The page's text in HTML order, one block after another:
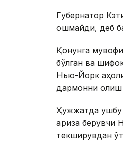
Губернатор
ошмайди, деб
Қонунга
бўлган ва
Нью-Йорк
дармонни олиш
Ҳужжатда ушбу
ариза берувчи
текширувдан